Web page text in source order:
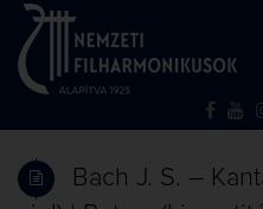
Bach J. S. –